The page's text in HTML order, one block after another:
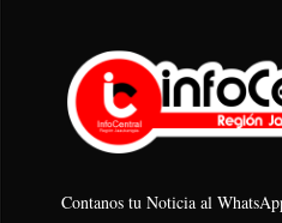
Contanos tu Noticia al